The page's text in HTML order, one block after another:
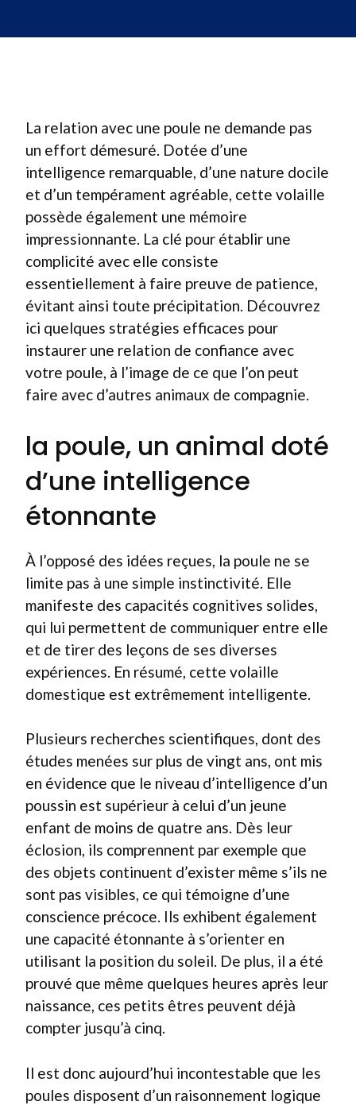
La relation avec une poule ne demande pas
un effort démesuré. Dotée d’une
intelligence remarquable, d’une nature docile
et d’un tempérament agréable, cette volaille
possède également une mémoire
impressionnante. La clé pour établir une
complicité avec elle consiste
essentiellement à faire preuve de patience,
évitant ainsi toute précipitation. Découvrez
ici quelques stratégies efficaces pour
instaurer une relation de confiance avec
votre poule, à l’image de ce que l’on peut
faire avec d’autres animaux de compagnie.
la poule, un animal doté
d’une intelligence
étonnante
À l’opposé des idées reçues, la poule ne se
limite pas à une simple instinctivité. Elle
manifeste des capacités cognitives solides,
qui lui permettent de communiquer entre elle
et de tirer des leçons de ses diverses
expériences. En résumé, cette volaille
domestique est extrêmement intelligente.
Plusieurs recherches scientifiques, dont des
études menées sur plus de vingt ans, ont mis
en évidence que le niveau d’intelligence d’un
poussin est supérieur à celui d’un jeune
enfant de moins de quatre ans. Dès leur
éclosion, ils comprennent par exemple que
des objets continuent d’exister même s’ils ne
sont pas visibles, ce qui témoigne d’une
conscience précoce. Ils exhibent également
une capacité étonnante à s’orienter en
utilisant la position du soleil. De plus, il a été
prouvé que même quelques heures après leur
naissance, ces petits êtres peuvent déjà
compter jusqu’à cinq.
Il est donc aujourd’hui incontestable que les
poules disposent d’un raisonnement logique